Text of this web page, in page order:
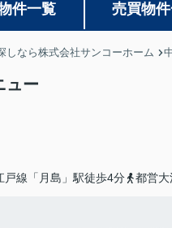
件一覧 売買物
しなら株式会社サンコーホーム
ュー
戸線「月島」駅徒歩4分 都営